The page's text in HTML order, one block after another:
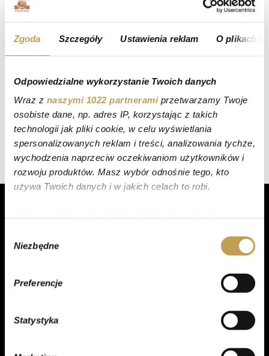
Zgoda Szczegóły Ustawienia reklam O plikach
Odpowiedzialne wykorzystanie Twoich danych
Wraz z naszymi 1022 partneramiprzetwarzamy Twoje
osobiste dane, np. adres IP, korzystając z takich
technologii jak pliki cookie, w celu wyświetlania
spersonalizowanych reklam i treści, analizowania tychże,
wychodzenia naprzeciw oczekiwaniom użytkowników i
rozwoju produktów. Masz wybór odnośnie tego, kto
używa Twoich danych i w jakich celach to robi.
geograficznej z dokładnością nawet do kilku metrów
analizując charakteryzującego je zbiory danych
(fingerprinting, czyli wirtualny odcisk palca)
dane są przetwarzane oraz ustaw własne preferencje w
zmienić lub wycofać swoją zgodę w dowolnej chwili.
zgody
Niezbędne
Preferencje
Statystyka